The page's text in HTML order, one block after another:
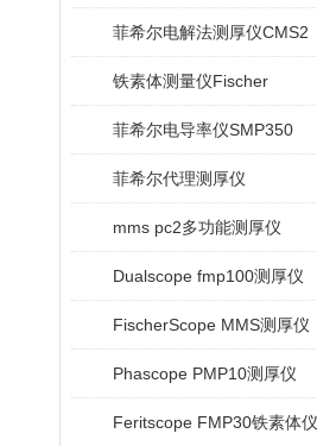
菲希尔电解法测厚仪CMS2
铁素体测量仪Fischer
菲希尔电导率仪SMP350
菲希尔代理测厚仪
mms pc2多功能测厚仪
Dualscope fmp100测厚仪
FischerScope MMS测厚仪
Phascope PMP10测厚仪
Feritscope FMP30铁素体仪